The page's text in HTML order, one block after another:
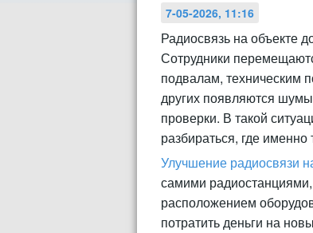
7-05-2026, 11:16
Радиосвязь на объекте
Сотрудники
подвалам, техническим
других появляются
проверки. В такой
разбираться, где именно
Улучшение радиосвязи
самими
расположением
потратить деньги на